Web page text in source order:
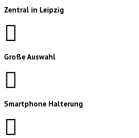
Zentral in Leipzig
Große Auswahl
Smartphone Halterung